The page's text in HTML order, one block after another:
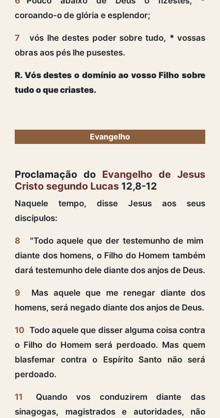
coroando-o de glória e esplendor;
7 vós lhe destes poder sobre tudo, * vossas
obras aos pés lhe pusestes.
R. Vós destes o domínio ao vosso Filho sobre
tudo o que criastes.
Evangelho
Proclamação do Evangelho de Jesus
Cristo segundo Lucas 12,8-12
Naquele tempo, disse Jesus aos seus
discípulos:
8
"Todo aquele que der testemunho de mim
diante dos homens, o Filho do Homem também
dará testemunho dele diante dos anjos de Deus.
9
Mas aquele que me renegar diante dos
homens, será negado diante dos anjos de Deus.
10 Todo aquele que disser alguma coisa contra
o Filho do Homem será perdoado. Mas quem
blasfemar contra o Espírito Santo não será
perdoado.
11
Quando vos conduzirem diante das
sinagogas, magistrados e autoridades, não